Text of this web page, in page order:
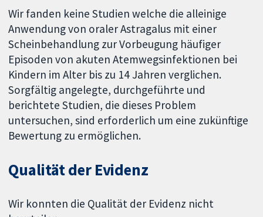
Wir fanden keine Studien welche die alleinige
Anwendung von oraler Astragalus mit einer
Scheinbehandlung zur Vorbeugung häufiger
Episoden von akuten Atemwegsinfektionen bei
Kindern im Alter bis zu 14 Jahren verglichen.
Sorgfältig angelegte, durchgeführte und
berichtete Studien, die dieses Problem
untersuchen, sind erforderlich um eine zukünftige
Bewertung zu ermöglichen.
Qualität der Evidenz
Wir konnten die Qualität der Evidenz nicht